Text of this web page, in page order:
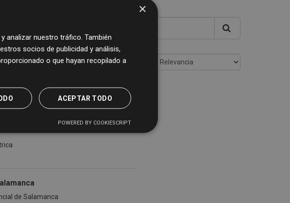
Ordenar por
de Salamanca
×
analizar nuestro tráfico. También
socios de publicidad y análisis,
o que hayan recopilado a
ACEPTAR TODO
POWERED BY COOKIESCRIPT